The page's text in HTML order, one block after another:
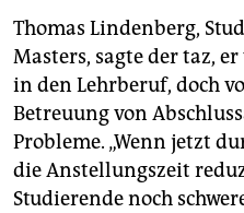
Thomas Lindenberg,
Masters, sagte der taz,
in den Lehrberuf, doch
Betreuung von
Probleme. „Wenn jetzt
die Anstellungszeit
Studierende noch